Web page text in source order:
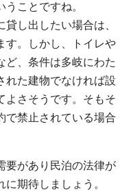
ことですね。
し出したい場合は、
す。しかし、トイレや
ど、条件は多岐にわた
れた建物でなければ設
よさそうです。そもそ
で禁止されている場合
要があり民泊の法律が
期待しましょう。